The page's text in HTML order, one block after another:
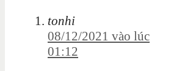
tonhi
08/12/2021 vào lúc
01:12